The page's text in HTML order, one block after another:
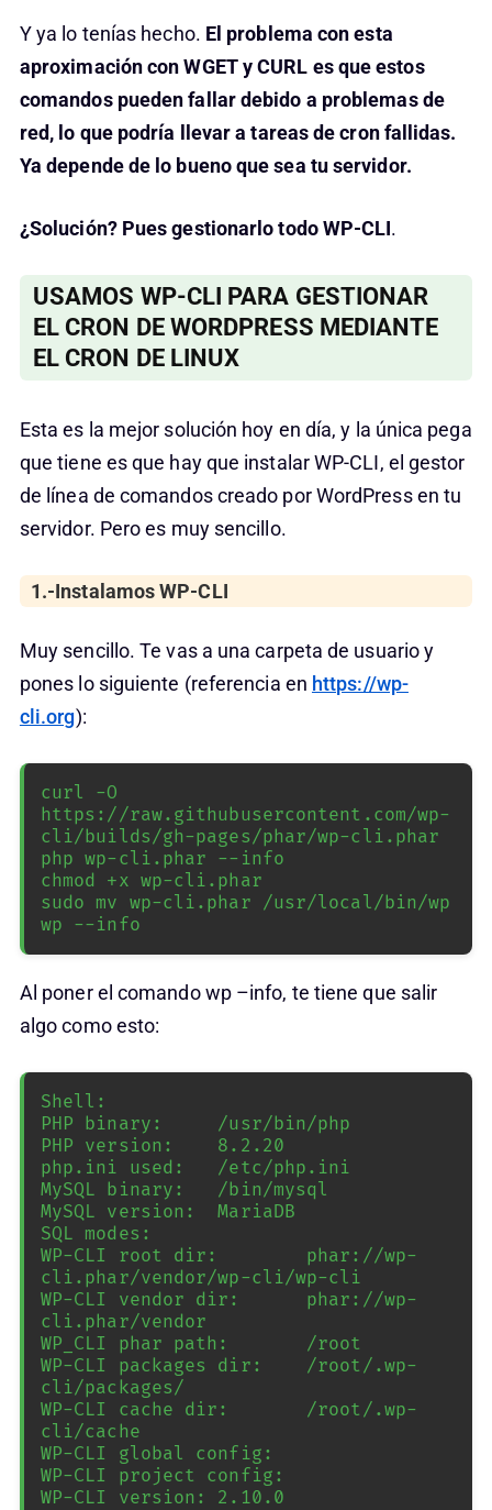
Y ya lo tenías hecho. El problema con esta
aproximación con WGET y CURL es que estos
comandos pueden fallar debido a problemas de
red, lo que podría llevar a tareas de cron fallidas.
Ya depende de lo bueno que sea tu servidor.
¿Solución? Pues gestionarlo todo WP-CLI.
USAMOS WP-CLI PARA GESTIONAR
EL CRON DE WORDPRESS MEDIANTE
EL CRON DE LINUX
Esta es la mejor solución hoy en día, y la única pega
que tiene es que hay que instalar WP-CLI, el gestor
de línea de comandos creado por WordPress en tu
servidor. Pero es muy sencillo.
1.-Instalamos WP-CLI
Muy sencillo. Te vas a una carpeta de usuario y
pones lo siguiente (referencia en https://wp-
cli.org):
curl -O
https://raw.githubusercontent.com/wp-
cli/builds/gh-pages/phar/wp-cli.phar
php wp-cli.phar --info
chmod +x wp-cli.phar
sudo mv wp-cli.phar /usr/local/bin/wp
wp --info
Al poner el comando wp –info, te tiene que salir
algo como esto:
Shell:
PHP binary:     /usr/bin/php
PHP version:    8.2.20
php.ini used:   /etc/php.ini
MySQL binary:   /bin/mysql
MySQL version:  MariaDB
SQL modes:
WP-CLI root dir:        phar://wp-
cli.phar/vendor/wp-cli/wp-cli
WP-CLI vendor dir:      phar://wp-
cli.phar/vendor
WP_CLI phar path:       /root
WP-CLI packages dir:    /root/.wp-
cli/packages/
WP-CLI cache dir:       /root/.wp-
cli/cache
WP-CLI global config:
WP-CLI project config:
WP-CLI version: 2.10.0